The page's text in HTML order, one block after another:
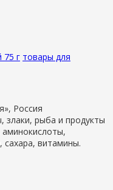
75 г товары для
Россия
злаки, рыба и продукты
аминокислоты,
сахара, витамины.